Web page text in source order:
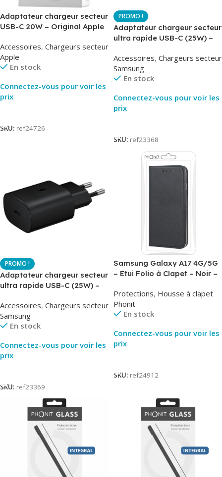
Adaptateur chargeur secteur
USB-C 20W – Original Apple
Original
Accessoires, Chargeurs secteur
Apple
En stock
Connectez-vous pour voir les
prix
SKU: ref24726
Adaptateur chargeur secteur
ultra rapide USB-C (25W) –
EP-TA800
Accessoires, Chargeurs secteur
Samsung
En stock
Connectez-vous pour voir les
prix
SKU: ref23368
Adaptateur chargeur secteur
ultra rapide USB-C (25W) –
TA800
Accessoires, Chargeurs secteur
Samsung
En stock
Connectez-vous pour voir les
prix
SKU: ref23369
Samsung Galaxy A17 4G/5G
– Etui Folio à Clapet – Noir –
Protections, Housse à clapet
Phonit
En stock
Connectez-vous pour voir les
prix
SKU: ref24912